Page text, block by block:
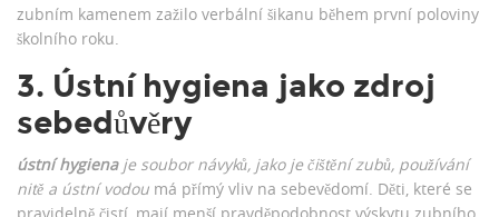
zubním kamenem zažilo verbální šikanu během první poloviny
školního roku.
3. Ústní hygiena jako zdroj
sebedůvěry
ústní hygiena je soubor návyků, jako je čištění zubů, používání
nitě a ústní vodou má přímý vliv na sebevědomí. Děti, které se